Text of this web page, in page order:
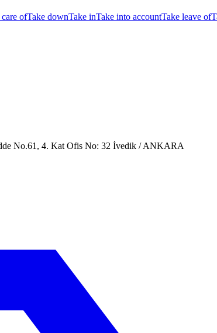
ofTake downTake inTake into accountTake leave of
No.61, 4. Kat Ofis No: 32 İvedik / ANKARA